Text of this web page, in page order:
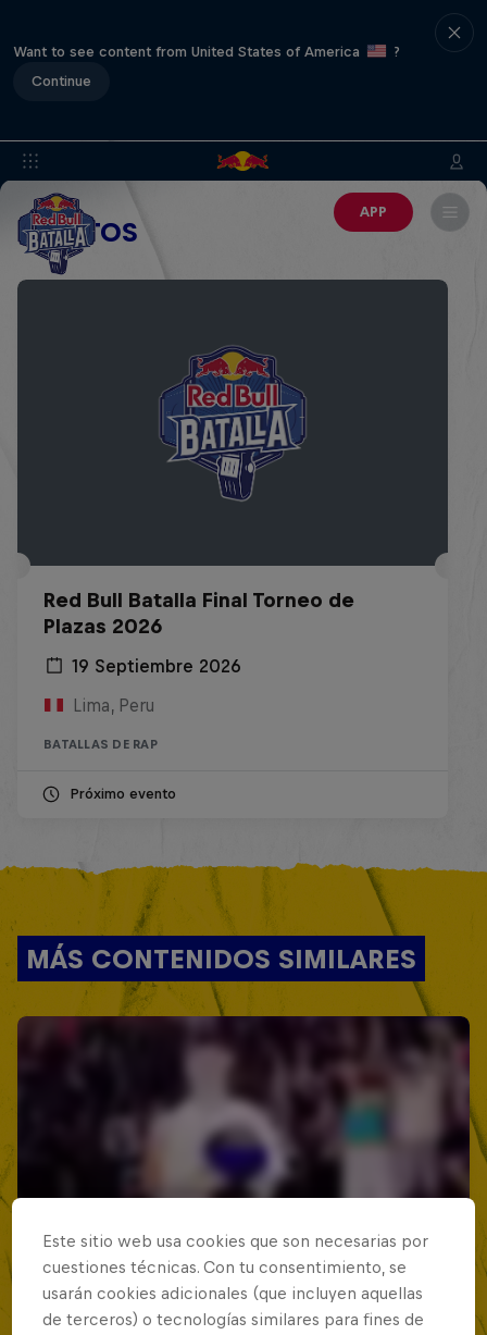
Want to see content from United States of America
?
Continue
APP
EVENTOS
Red Bull Batalla Final Torneo de
Plazas 2026
19 Septiembre 2026
Lima, Peru
BATALLAS DE RAP
Próximo evento
MÁS CONTENIDOS SIMILARES
Este sitio web usa cookies que son necesarias por
cuestiones técnicas. Con tu consentimiento, se
usarán cookies adicionales (que incluyen aquellas
de terceros) o tecnologías similares para fines de